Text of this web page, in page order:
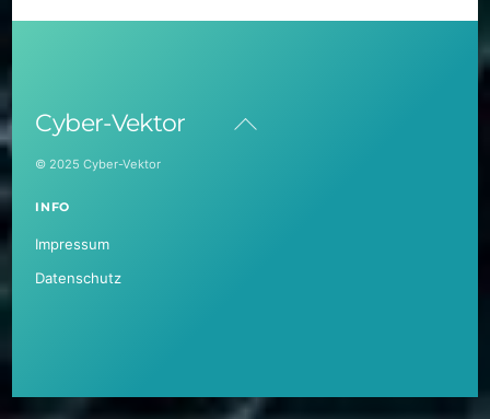
Back
Cyber-Vektor
© 2025 Cyber-Vektor
INFO
Impressum
Datenschutz